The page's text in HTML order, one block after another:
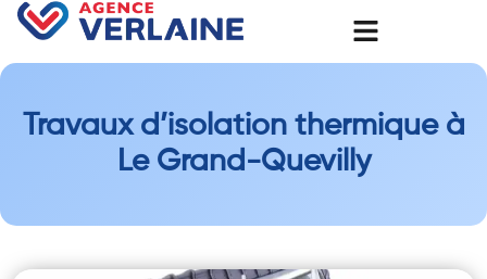
Travaux d’isolation thermique à
Le Grand-Quevilly